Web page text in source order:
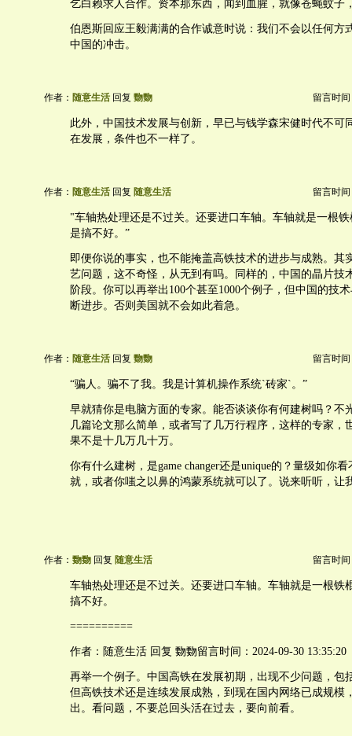
乞白赖求人合作。资本那东西，闻到血腥，就像苍蝇蚊子
伯恩斯回应王毅满满的合作诚意时说：我们不会以任何方
中国的冲击。
作者： 随意生活 回复 覅覅 留言时间
此外，中国技术发展与创新，早已与钱学森宋健时代不可
在发展，条件也不一样了。
作者： 随意生活 回复 随意生活 留言时间
"车轴热处理还是不过关。还要进口车轴。车轴就是一根
是搞不好。”
即便你说的事实，也不能掩盖高铁技术的进步与成熟。其
艺问题，这不奇怪，从无到有吗。同样的，中国的晶片技
阶段。你可以再举出100个甚至1000个例子，但中国的技
断进步。否则美国就不会如此着急。
作者： 随意生活 回复 覅覅 留言时间
“骗人。骗不了我。我是计算机操作系统`砖家`。”
早就猜你是电脑方面的专家。能否谈谈你有何建树吗？不
几篇论文那么简单，或者写了几万行程序，这样的专家，
果不是十几万几十万。
你有什么建树，是game changer还是unique的？量级如你
就，或者你嗤之以鼻的鸿蒙系统就可以了。说来听听，让
作者： 覅覅 回复 随意生活 留言时间
车轴热处理还是不过关。还要进口车轴。车轴就是一根铁
搞不好。
==========
作者：随意生活 回复 覅覅留言时间：2024-09-30 13:35:20
再举一个例子。中国高铁在发展初期，出现不少问题，包
但高铁技术还是连续发展成熟，到现在国内网络已成规模
出。看问题，不要总回头活在过去，要向前看。